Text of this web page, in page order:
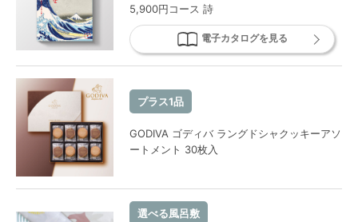
5,900円コース 詩
電子カタログを見る
プラス1品
GODIVA ゴディバ ラングドシャクッキーアソ
ートメント 30枚入
選べる風呂敷